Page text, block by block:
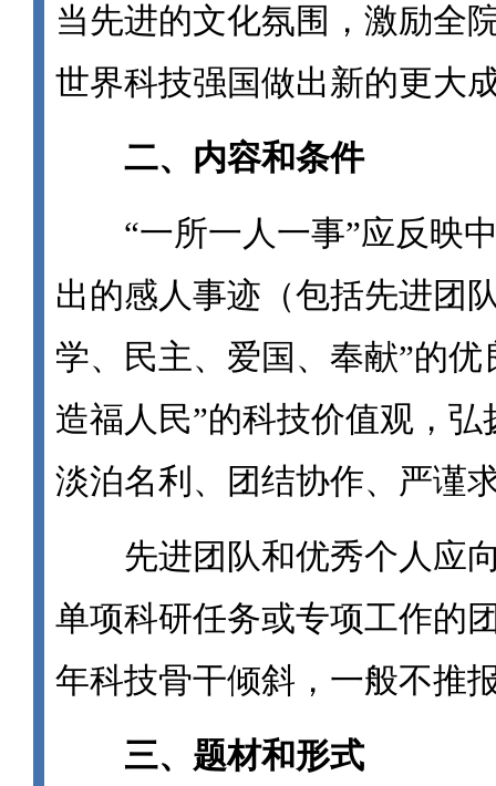
当先进的文化氛围，激励全
世界科技强国做出新的更大
二、内容和条件
“一所一人一事”应反映中
出的感人事迹（包括先进团
学、民主、爱国、奉献”的
造福人民”的科技价值观，
淡泊名利、团结协作、严谨
先进团队和优秀个人应向
单项科研任务或专项工作的
年科技骨干倾斜，一般不推
三、题材和形式